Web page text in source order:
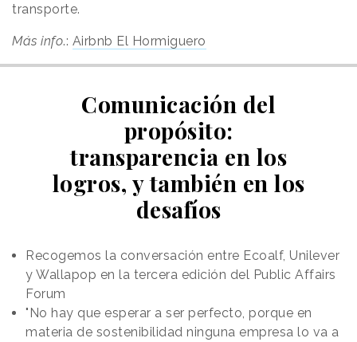
transporte.
Más info.: Airbnb El Hormiguero
Comunicación del
propósito:
transparencia en los
logros, y también en los
desafíos
Recogemos la conversación entre Ecoalf, Unilever
y Wallapop en la tercera edición del Public Affairs
Forum
"No hay que esperar a ser perfecto, porque en
materia de sostenibilidad ninguna empresa lo va a